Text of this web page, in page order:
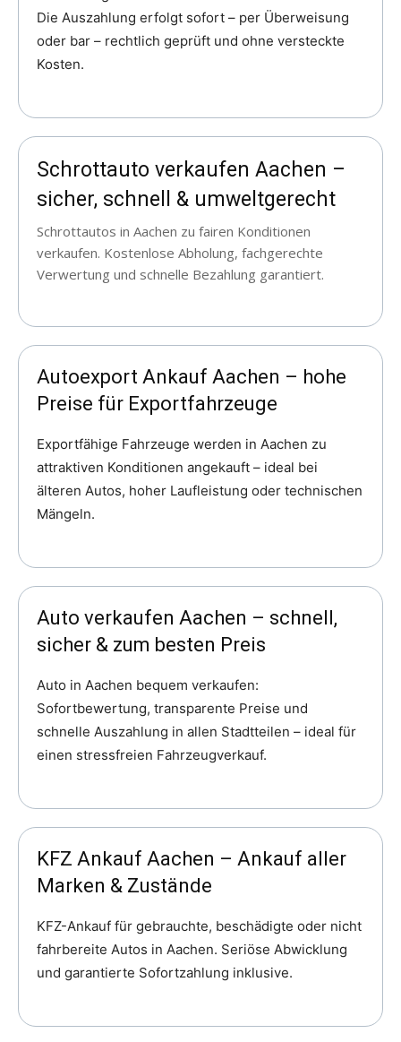
Die Auszahlung erfolgt sofort – per Überweisung
oder bar – rechtlich geprüft und ohne versteckte
Kosten.
Schrottauto verkaufen Aachen –
sicher, schnell & umweltgerecht
Schrottautos in Aachen zu fairen Konditionen
verkaufen. Kostenlose Abholung, fachgerechte
Verwertung und schnelle Bezahlung garantiert.
Autoexport Ankauf Aachen – hohe
Preise für Exportfahrzeuge
Exportfähige Fahrzeuge werden in Aachen zu
attraktiven Konditionen angekauft – ideal bei
älteren Autos, hoher Laufleistung oder technischen
Mängeln.
Auto verkaufen Aachen – schnell,
sicher & zum besten Preis
Auto in Aachen bequem verkaufen:
Sofortbewertung, transparente Preise und
schnelle Auszahlung in allen Stadtteilen – ideal für
einen stressfreien Fahrzeugverkauf.
KFZ Ankauf Aachen – Ankauf aller
Marken & Zustände
KFZ-Ankauf für gebrauchte, beschädigte oder nicht
fahrbereite Autos in Aachen. Seriöse Abwicklung
und garantierte Sofortzahlung inklusive.